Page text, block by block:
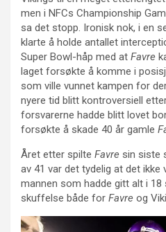
men i NFCs Championship
sa det stopp. Ironisk nok, i en
klarte å holde antallet
Super Bowl-håp med at Favre
laget forsøkte å komme i
som ville vunnet kampen for
nyere tid blitt kontroversiell
forsvarerne hadde blitt lovet
forsøkte å skade 40 år gamle
Året etter spilte Favre sin siste
av 41 var det tydelig at det ikke
mannen som hadde gitt alt i 18
skuffelse både for Favre og